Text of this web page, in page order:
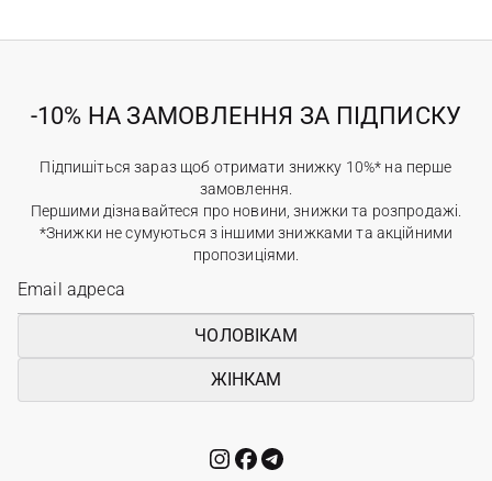
-10% НА ЗАМОВЛЕННЯ ЗА ПІДПИСКУ
Підпишіться зараз щоб отримати знижку 10%* на перше
замовлення.
Першими дізнавайтеся про новини, знижки та розпродажі.
*Знижки не сумуються з іншими знижками та акційними
пропозиціями.
ЧОЛОВІКАМ
ЖІНКАМ